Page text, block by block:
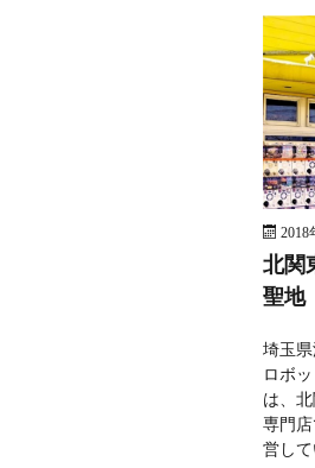
2018
北関
聖地
埼玉
ロボ
は、
専門
営し